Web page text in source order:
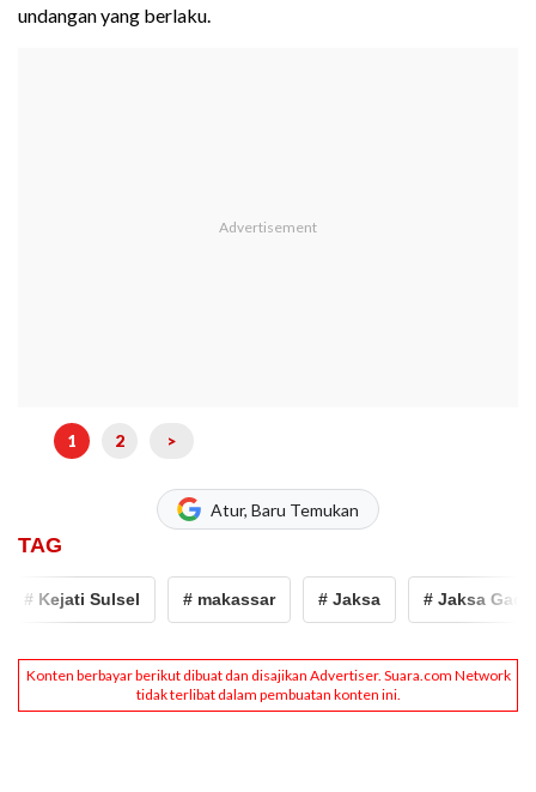
undangan yang berlaku.
1 2 >
Atur, Baru Temukan
TAG
# Kejati Sulsel # makassar # Jaksa # Jaksa